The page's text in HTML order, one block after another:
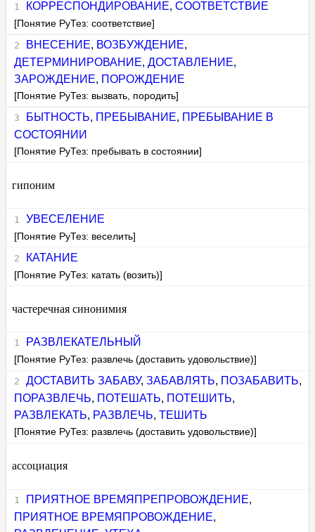
КОРРЕСПОНДИРОВАНИЕ, СООТВЕТСТВИЕ
[Понятие РуТез: соответствие]
ВНЕСЕНИЕ, ВОЗБУЖДЕНИЕ,
ДЕТЕРМИНИРОВАНИЕ,ДОСТАВЛЕНИЕ,
ЗАРОЖДЕНИЕ, ПОРОЖДЕНИЕ
[Понятие РуТез: вызвать, породить]
БЫТНОСТЬ, ПРЕБЫВАНИЕ, ПРЕБЫВАНИЕ В
СОСТОЯНИИ
[Понятие РуТез: пребывать в состоянии]
гипоним
УВЕСЕЛЕНИЕ
[Понятие РуТез: веселить]
КАТАНИЕ
[Понятие РуТез: катать (возить)]
частеречная синонимия
РАЗВЛЕКАТЕЛЬНЫЙ
[Понятие РуТез: развлечь (доставить удовольствие)]
ДОСТАВИТЬ ЗАБАВУ, ЗАБАВЛЯТЬ, ПОЗАБАВИТЬ,
ПОРАЗВЛЕЧЬ, ПОТЕШАТЬ, ПОТЕШИТЬ,
РАЗВЛЕКАТЬ, РАЗВЛЕЧЬ,ТЕШИТЬ
[Понятие РуТез: развлечь (доставить удовольствие)]
ассоциация
ПРИЯТНОЕ ВРЕМЯПРЕПРОВОЖДЕНИЕ,
ПРИЯТНОЕ ВРЕМЯПРОВОЖДЕНИЕ,